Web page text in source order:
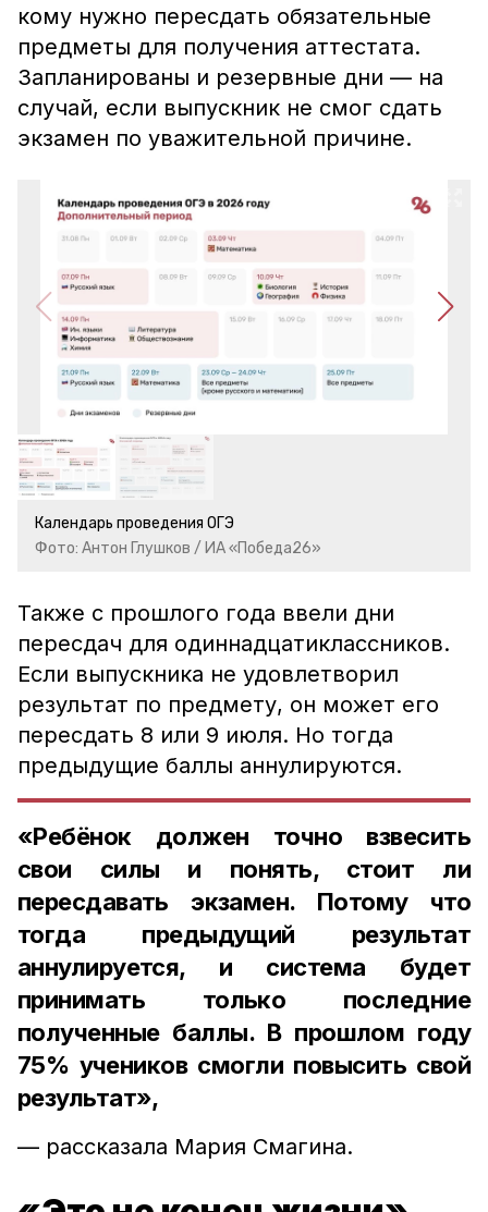
кому нужно пересдать обязательные
предметы для получения аттестата.
Запланированы и резервные дни — на
случай, если выпускник не смог сдать
экзамен по уважительной причине.
Календарь проведения ОГЭ
Фото: Антон Глушков / ИА «Победа26»
Также с прошлого года ввели дни
пересдач для одиннадцатиклассников.
Если выпускника не удовлетворил
результат по предмету, он может его
пересдать 8 или 9 июля. Но тогда
предыдущие баллы аннулируются.
«Ребёнок должен точно взвесить
свои силы и понять, стоит ли
пересдавать экзамен. Потому что
тогда предыдущий результат
аннулируется, и система будет
принимать только последние
полученные баллы. В прошлом году
75% учеников смогли повысить свой
результат»,
— рассказала Мария Смагина.